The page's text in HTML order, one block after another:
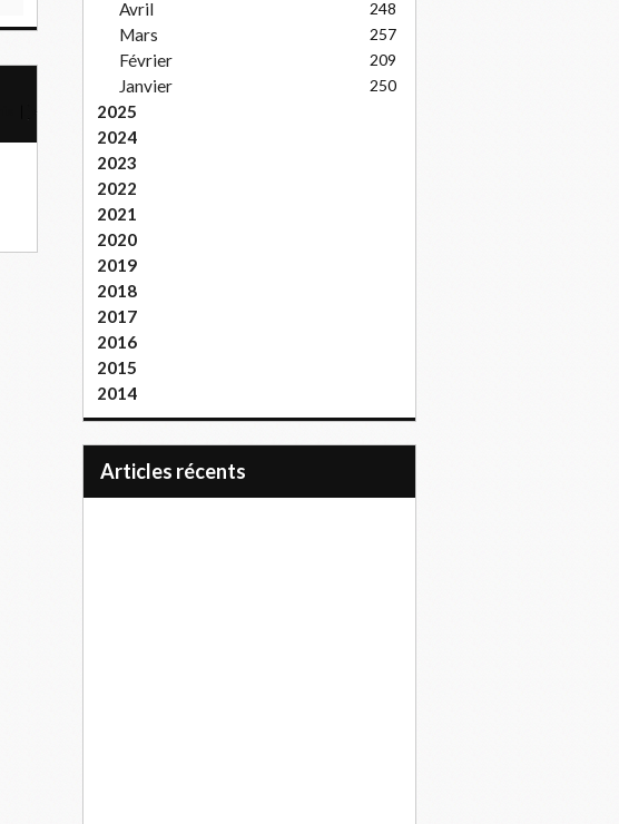
Avril 248
Mars 257
Février 209
Janvier 250
2025
2024
2023
2022
2021
2020
2019
2018
2017
2016
2015
2014
articles récents